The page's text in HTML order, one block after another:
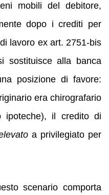
mobili del debitore,
dopo i crediti per
lavoro ex art. 2751-bis
sostituisce alla banca
posizione di favore:
era chirografario
ipoteche), il credito di
a privilegiato per
scenario comporta